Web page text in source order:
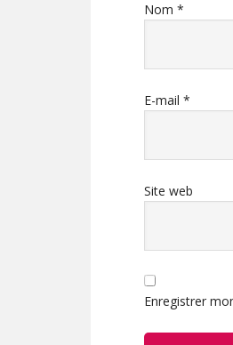
Nom *
E-mail *
Site web
Enregistrer